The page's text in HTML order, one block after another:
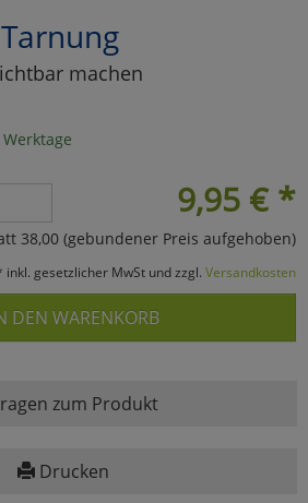
machen
9,95 € *
38,00 (gebundener Preis aufgehoben)
inkl. gesetzlicher MwSt und zzgl. Versandkosten
DEN WARENKORB
zum Produkt
Drucken
Akzeptieren
speichern
zurückzu Haupptseite